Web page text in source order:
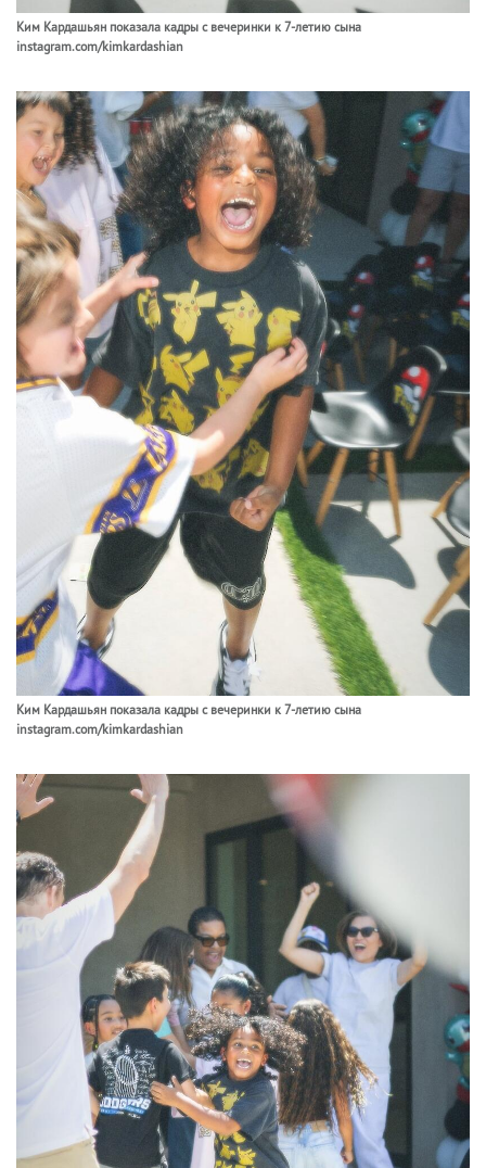
Ким Кардашьян показала кадры с вечеринки к 7-летию сына
instagram.com/kimkardashian
Ким Кардашьян показала кадры с вечеринки к 7-летию сына
instagram.com/kimkardashian